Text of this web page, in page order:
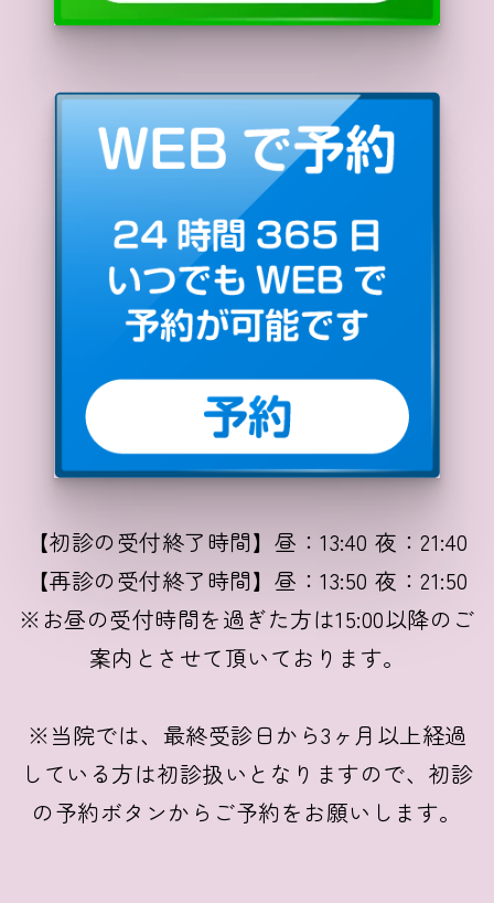
【初診の受付終了時間】昼：13:40 夜：21:40
【再診の受付終了時間】昼：13:50 夜：21:50
※お昼の受付時間を過ぎた方は15:00以降のご
案内とさせて頂いております。
※当院では、最終受診日から3ヶ月以上経過
している方は初診扱いとなりますので、初診
の予約ボタンからご予約をお願いします。